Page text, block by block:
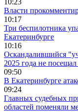
10:23
Власти
10:17
Три беспилотника
Екатеринбурге
10:16
Оскандалившийся
2025 года не
09:50
В Екатеринбурге
09:24
Главных судебных
областей поменяли